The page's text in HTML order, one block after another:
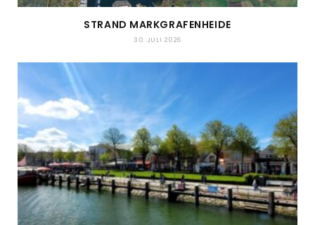
STRAND MARKGRAFENHEIDE
30. JULI 2026